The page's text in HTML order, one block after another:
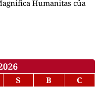
Humanitas của
S B
C